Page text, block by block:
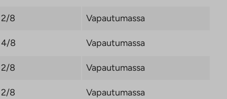
2/8 Vapautumassa
4/8 Vapautumassa
2/8 Vapautumassa
2/8 Vapautumassa